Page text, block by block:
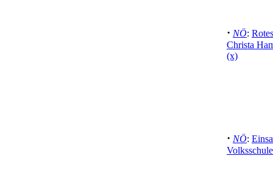
· NÖ:
Christa
(x)
· NÖ: